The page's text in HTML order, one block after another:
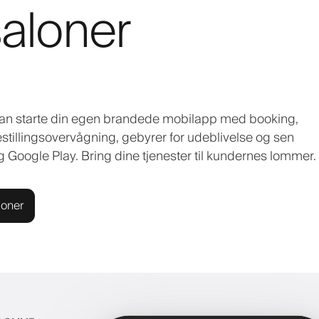
starte din egen brandede mobilapp med booking,
gebyrer for udeblivelse og sen
Play. Bring dine tjenester til kundernes lommer.